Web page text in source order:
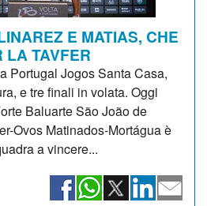
E MATIAS, CHE
LA TAVFER
Portugal Jogos Santa Casa,
e tre finali in volata. Oggi
Baluarte São João de
Ovos Matinados-Mortágua è
a vincere...